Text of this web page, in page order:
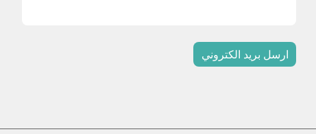
ارسل بريد الكتروني